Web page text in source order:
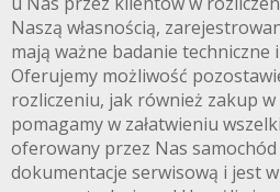
Naszą własnością,
mają ważne badanie techniczne
Oferujemy możliwość
rozliczeniu, jak również zakup
pomagamy w załatwieniu
oferowany przez Nas
dokumentacje serwisową i jest